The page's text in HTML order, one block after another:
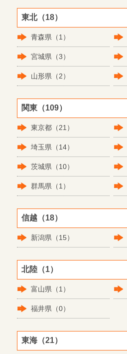
東北（18）
青森県（1）
宮城県（3）
山形県（2）
関東（109）
東京都（21）
埼玉県（14）
茨城県（10）
群馬県（1）
信越（18）
新潟県（15）
北陸（1）
富山県（1）
福井県（0）
東海（21）